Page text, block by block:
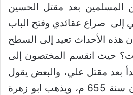
المسلمين بعد مقتل الحسين
صراع عقائدي وفتح الباب
هذه الأحداث تعيد إلى السطح
حيث انقسم المختصون إلى
بعد مقتل علي، والبعض يقول
إنه بدأ بعد مقتل عثمان سنة 655 م، ويذهب ابو زهرة